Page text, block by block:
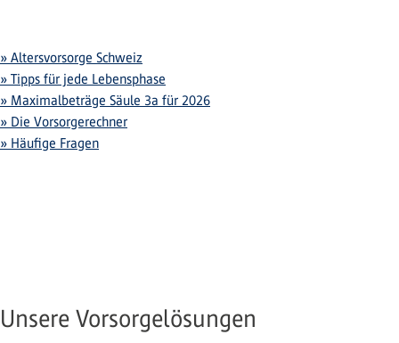
» Altersvorsorge Schweiz
» Tipps für jede Lebensphase
» Maximalbeträge Säule 3a für 2026
» Die Vorsorgerechner
» Häufige Fragen
Unsere Vorsorgelösungen